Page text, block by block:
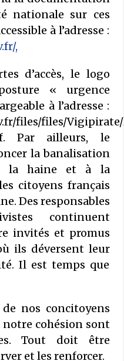
nationale sur ces
à l’adresse :
,
d’accès, le logo
« urgence
à l’adresse :
files/files/
Par ailleurs, le
la banalisation
la haine et à la
citoyens français
Des responsables
continuent
invités et promus
ils déversent leur
Il est temps que
nos concitoyens
cohésion sont
Tout doit être
et les renforcer.